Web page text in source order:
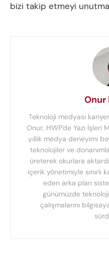
bizi takip etmeyi
Onur
Teknoloji medyası
Onur, HWP'de Yazı İşleri
yıllık medya deneyimi
teknolojiler ve
üreterek okurlara
içerik yönetimiyle sınırlı
eden arka plan
günümüzde
çalışmalarını